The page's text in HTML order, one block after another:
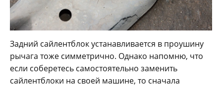
Задний сайлентблок устанавливается в проушину
рычага тоже симметрично. Однако напомню, что
если соберетесь самостоятельно заменить
сайлентблоки на своей машине, то сначала